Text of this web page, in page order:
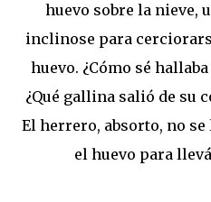
huevo sobre la nieve,
inclinose para
huevo. ¿Cómo sé
¿Qué gallina salió de su
El herrero, absorto, no
el huevo para